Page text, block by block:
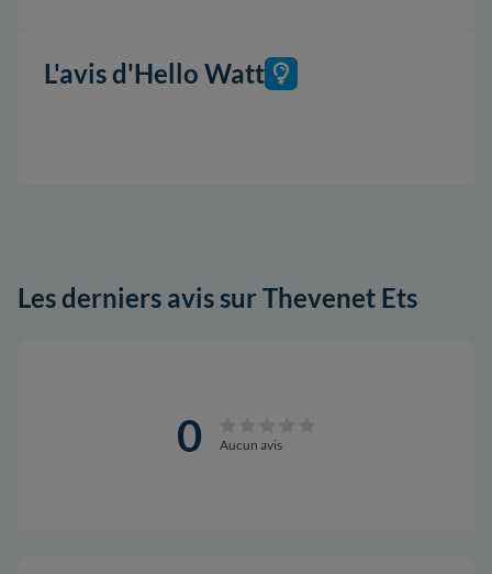
L'avis d'Hello Watt
Les derniers avis sur Thevenet Ets
0 Aucun avis